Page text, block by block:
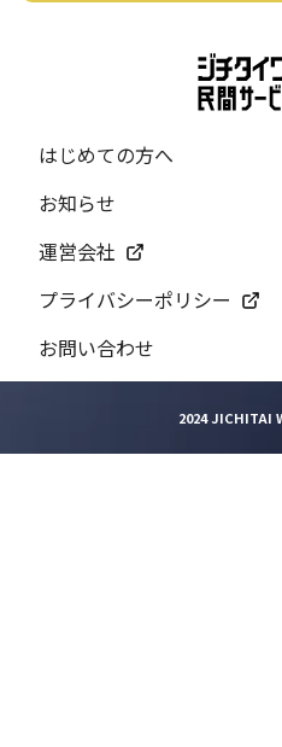
はじめての方へ
お知らせ
運営会社
プライバシーポリシー
お問い合わせ
2024 JICHITAI